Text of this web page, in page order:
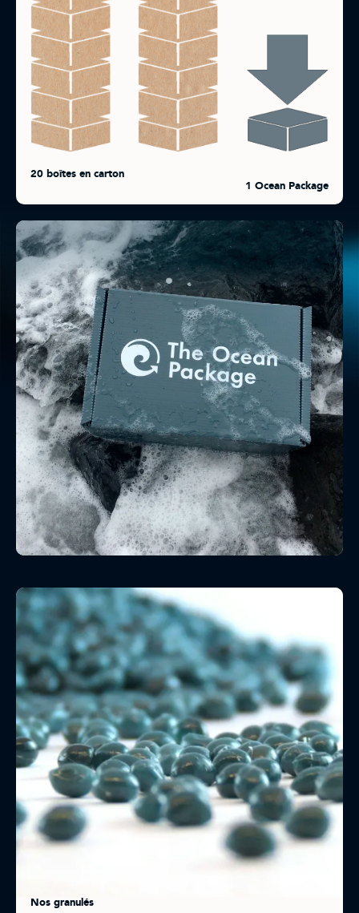
20 boîtes en carton
1 Ocean Package
Nos granulés